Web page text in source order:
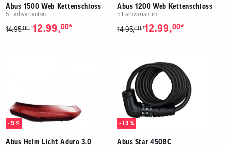
Abus 1500 Web Kettenschloss
5 Farbvarianten
14.95,00 112.99,00*
Abus 1200 Web Kettenschloss
5 Farbvarianten
14.95,00 112.99,00*
- 9 %
Abus Helm Licht Aduro 3.0
- 13 %
Abus Star 4508C